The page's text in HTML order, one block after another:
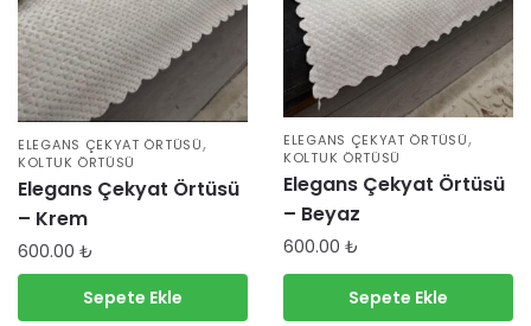
ELEGANS ÇEKYAT ÖRTÜSÜ,
KOLTUK ÖRTÜSÜ
Elegans Çekyat Örtüsü
– Krem
600.00 ₺
Sepete Ekle
ELEGANS ÇEKYAT ÖRTÜSÜ,
KOLTUK ÖRTÜSÜ
Elegans Çekyat Örtüsü
– Beyaz
600.00 ₺
Sepete Ekle